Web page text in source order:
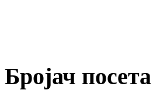
Бројач посета